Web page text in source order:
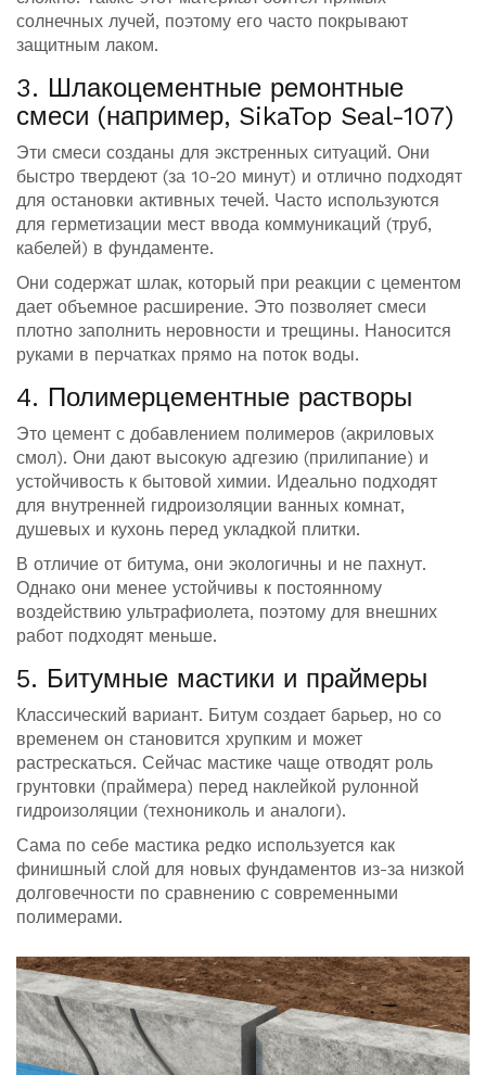
солнечных лучей, поэтому его часто покрывают
защитным лаком.
3. Шлакоцементные ремонтные
смеси (например, SikaTop Seal-107)
Эти смеси созданы для экстренных ситуаций. Они
быстро твердеют (за 10-20 минут) и отлично подходят
для остановки активных течей. Часто используются
для герметизации мест ввода коммуникаций (труб,
кабелей) в фундаменте.
Они содержат шлак, который при реакции с цементом
дает объемное расширение. Это позволяет смеси
плотно заполнить неровности и трещины. Наносится
руками в перчатках прямо на поток воды.
4. Полимерцементные растворы
Это цемент с добавлением полимеров (акриловых
смол). Они дают высокую адгезию (прилипание) и
устойчивость к бытовой химии. Идеально подходят
для внутренней гидроизоляции ванных комнат,
душевых и кухонь перед укладкой плитки.
В отличие от битума, они экологичны и не пахнут.
Однако они менее устойчивы к постоянному
воздействию ультрафиолета, поэтому для внешних
работ подходят меньше.
5. Битумные мастики и праймеры
Классический вариант. Битум создает барьер, но со
временем он становится хрупким и может
растрескаться. Сейчас мастике чаще отводят роль
грунтовки (праймера) перед наклейкой рулонной
гидроизоляции (технониколь и аналоги).
Сама по себе мастика редко используется как
финишный слой для новых фундаментов из-за низкой
долговечности по сравнению с современными
полимерами.